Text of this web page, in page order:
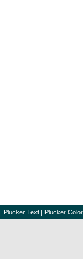
| Plucker Text | Plucker Color